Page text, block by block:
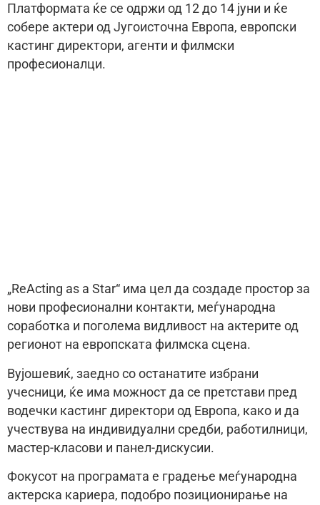
Платформата ќе се одржи од 12 до 14 јуни и ќе
собере актери од Југоисточна Европа, европски
кастинг директори, агенти и филмски
професионалци.
„ReActing as a Star“ има цел да создаде простор за
нови професионални контакти, меѓународна
соработка и поголема видливост на актерите од
регионот на европската филмска сцена.
Вујошевиќ, заедно со останатите избрани
учесници, ќе има можност да се претстави пред
водечки кастинг директори од Европа, како и да
учествува на индивидуални средби, работилници,
мастер-класови и панел-дискусии.
Фокусот на програмата е градење меѓународна
актерска кариера, подобро позиционирање на